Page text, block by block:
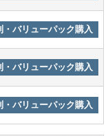
・バリューパック購入
・バリューパック購入
・バリューパック購入